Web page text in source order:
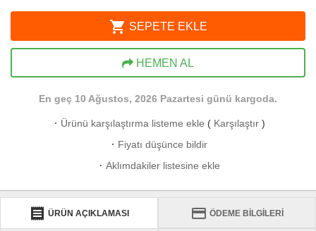
shopping_cart SEPETE EKLE
HEMEN AL
En geç 10 Ağustos, 2026 Pazartesi günü kargoda.
· Ürünü karşılaştırma listeme ekle ( Karşılaştır)
· Fiyatı düşünce bildir
· Aklımdakiler listesine ekle
receipt ÜRÜN AÇIKLAMASI credit_card ÖDEME BİLGİLERİ